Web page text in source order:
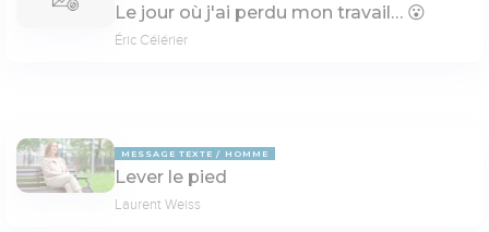
Le jour où j'ai perdu mon travail… 😮
Éric Célérier
MESSAGE TEXTE HOMME
Lever le pied
Laurent Weiss